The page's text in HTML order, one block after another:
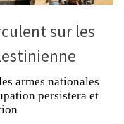
sur les
armes nationales
persistera et